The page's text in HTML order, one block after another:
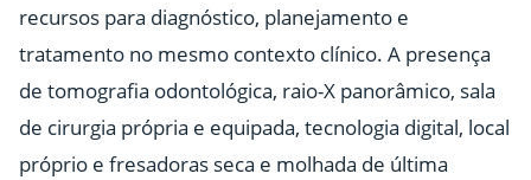
recursos para diagnóstico, planejamento e
tratamento no mesmo contexto clínico. A presença
de tomografia odontológica, raio-X panorâmico, sala
de cirurgia própria e equipada, tecnologia digital, local
próprio e fresadoras seca e molhada de última